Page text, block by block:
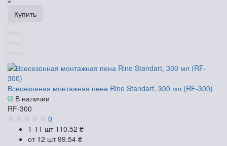
Купить
Всесезонная монтажная пена Rino Standart, 300 мл (RF-300)
В наличии
RF-300
0
1-11 шт 110.52 ₴
от 12 шт99.54 ₴